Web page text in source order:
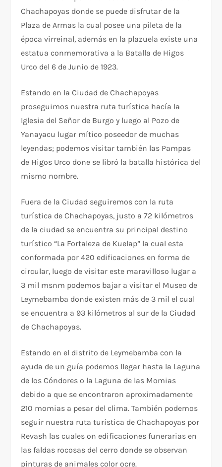
Chachapoyas donde se puede disfrutar de la
Plaza de Armas la cual posee una pileta de la
época virreinal, además en la plazuela existe una
estatua conmemorativa a la Batalla de Higos
Urco del 6 de Junio de 1923.
Estando en la Ciudad de Chachapoyas
proseguimos nuestra ruta turística hacía la
Iglesia del Señor de Burgo y luego al Pozo de
Yanayacu lugar mítico poseedor de muchas
leyendas; podemos visitar también las Pampas
de Higos Urco done se libró la batalla histórica del
mismo nombre.
Fuera de la Ciudad seguiremos con la ruta
turística de Chachapoyas, justo a 72 kilómetros
de la ciudad se encuentra su principal destino
turístico “La Fortaleza de Kuelap” la cual esta
conformada por 420 edificaciones en forma de
circular, luego de visitar este maravilloso lugar a
3 mil msnm podemos bajar a visitar el Museo de
Leymebamba donde existen más de 3 mil el cual
se encuentra a 93 kilómetros al sur de la Ciudad
de Chachapoyas.
Estando en el distrito de Leymebamba con la
ayuda de un guía podemos llegar hasta la Laguna
de los Cóndores o la Laguna de las Momias
debido a que se encontraron aproximadamente
210 momias a pesar del clima. También podemos
seguir nuestra ruta turística de Chachapoyas por
Revash las cuales on edificaciones funerarias en
las faldas rocosas del cerro donde se observan
pinturas de animales color ocre.